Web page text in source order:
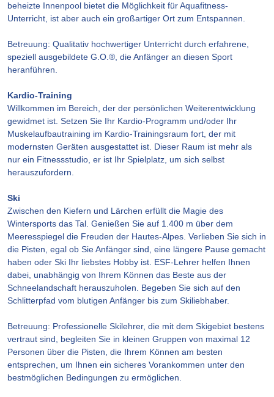
beheizte Innenpool bietet die Möglichkeit für Aquafitness-
Unterricht, ist aber auch ein großartiger Ort zum Entspannen.
Betreuung: Qualitativ hochwertiger Unterricht durch erfahrene,
speziell ausgebildete G.O.®, die Anfänger an diesen Sport
heranführen.
Kardio-Training
Willkommen im Bereich, der der persönlichen Weiterentwicklung
gewidmet ist. Setzen Sie Ihr Kardio-Programm und/oder Ihr
Muskelaufbautraining im Kardio-Trainingsraum fort, der mit
modernsten Geräten ausgestattet ist. Dieser Raum ist mehr als
nur ein Fitnessstudio, er ist Ihr Spielplatz, um sich selbst
herauszufordern.
Ski
Zwischen den Kiefern und Lärchen erfüllt die Magie des
Wintersports das Tal. Genießen Sie auf 1.400 m über dem
Meeresspiegel die Freuden der Hautes-Alpes. Verlieben Sie sich in
die Pisten, egal ob Sie Anfänger sind, eine längere Pause gemacht
haben oder Ski Ihr liebstes Hobby ist. ESF-Lehrer helfen Ihnen
dabei, unabhängig von Ihrem Können das Beste aus der
Schneelandschaft herauszuholen. Begeben Sie sich auf den
Schlitterpfad vom blutigen Anfänger bis zum Skiliebhaber.
Betreuung: Professionelle Skilehrer, die mit dem Skigebiet bestens
vertraut sind, begleiten Sie in kleinen Gruppen von maximal 12
Personen über die Pisten, die Ihrem Können am besten
entsprechen, um Ihnen ein sicheres Vorankommen unter den
bestmöglichen Bedingungen zu ermöglichen.